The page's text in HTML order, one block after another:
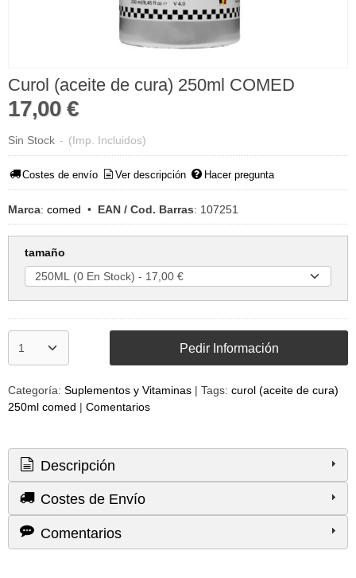
Curol (aceite de cura) 250ml COMED
17,00 €
Sin Stock - (Imp. Incluidos)
Costes de envío Ver descripción Hacer pregunta
Marca: comed • EAN / Cod. Barras: 107251
tamaño
Pedir Información
Categoría: Suplementos y Vitaminas | Tags: curol (aceite de cura)
250ml comed | Comentarios
Descripción
Costes de Envío
Comentarios